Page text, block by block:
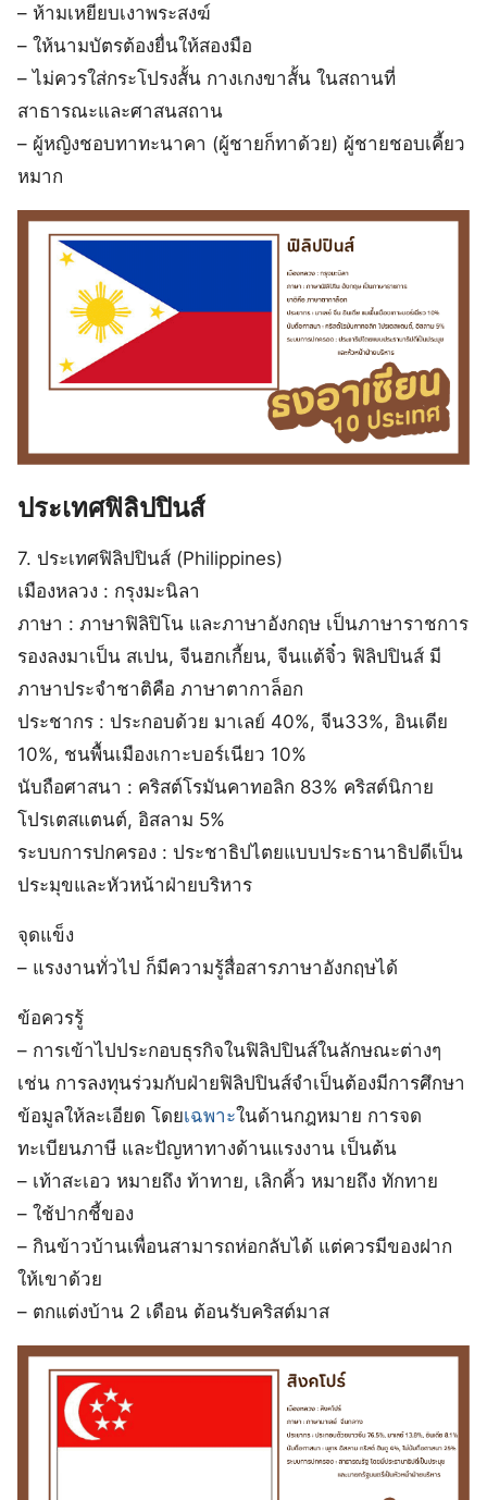
– ห้ามเหยียบเงาพระสงฆ์
– ให้นามบัตรต้องยื่นให้สองมือ
– ไม่ควรใส่กระโปรงสั้น กางเกงขาสั้น ในสถานที่
สาธารณะและศาสนสถาน
– ผู้หญิงชอบทาทะนาคา (ผู้ชายก็ทาด้วย) ผู้ชายชอบเคี้ยว
หมาก
ประเทศฟิลิปปินส์
7. ประเทศฟิลิปปินส์ (Philippines)
เมืองหลวง : กรุงมะนิลา
ภาษา : ภาษาฟิลิปิโน และภาษาอังกฤษ เป็นภาษาราชการ
รองลงมาเป็น สเปน, จีนฮกเกี้ยน, จีนแต้จิ๋ว ฟิลิปปินส์ มี
ภาษาประจำชาติคือ ภาษาตากาล็อก
ประชากร : ประกอบด้วย มาเลย์ 40%, จีน33%, อินเดีย
10%, ชนพื้นเมืองเกาะบอร์เนียว 10%
นับถือศาสนา : คริสต์โรมันคาทอลิก 83% คริสต์นิกาย
โปรเตสแตนต์, อิสลาม 5%
ระบบการปกครอง : ประชาธิปไตยแบบประธานาธิปดีเป็น
ประมุขและหัวหน้าฝ่ายบริหาร
จุดแข็ง
– แรงงานทั่วไป ก็มีความรู้สื่อสารภาษาอังกฤษได้
ข้อควรรู้
– การเข้าไปประกอบธุรกิจในฟิลิปปินส์ในลักษณะต่างๆ
เช่น การลงทุนร่วมกับฝ่ายฟิลิปปินส์จำเป็นต้องมีการศึกษา
ข้อมูลให้ละเอียด โดยเฉพาะในด้านกฎหมาย การจด
ทะเบียนภาษี และปัญหาทางด้านแรงงาน เป็นต้น
– เท้าสะเอว หมายถึง ท้าทาย, เลิกคิ้ว หมายถึง ทักทาย
– ใช้ปากชี้ของ
– กินข้าวบ้านเพื่อนสามารถห่อกลับได้ แต่ควรมีของฝาก
ให้เขาด้วย
– ตกแต่งบ้าน 2 เดือน ต้อนรับคริสต์มาส